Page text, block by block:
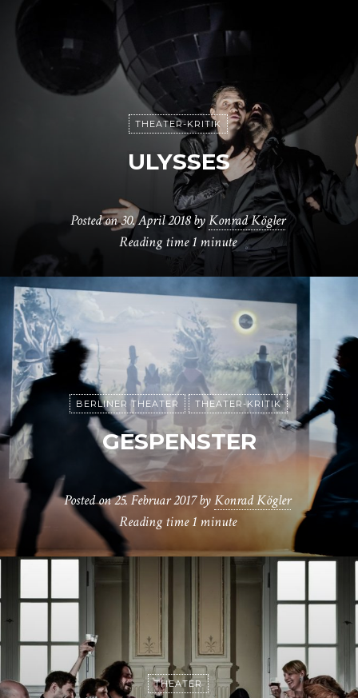
THEATER-KRITIK
ULYSSES
Posted on30. April 2018 byKonrad Kögler
Reading time1 minute
BERLINER THEATER THEATER-KRITIK
GESPENSTER
Posted on25. Februar 2017 byKonrad Kögler
Reading time1 minute
THEATER